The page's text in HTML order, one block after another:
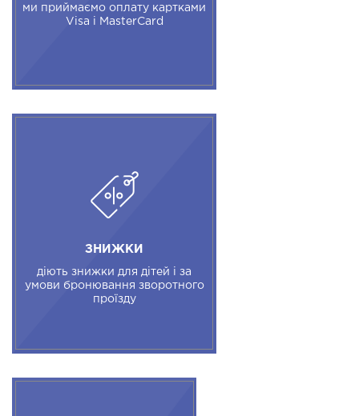
ми приймаємо оплату картками
Visa і MasterCard
ЗНИЖКИ
діють знижки для дітей і за
умови бронювання зворотного
проїзду